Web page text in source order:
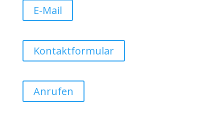
E-Mail
Kontaktformular
Anrufen